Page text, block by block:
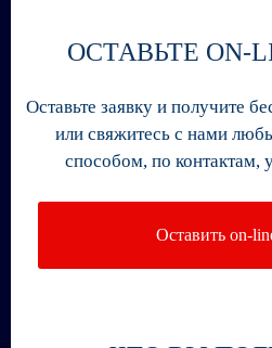
ОСТАВЬТЕ ON-
Оставьте заявку и получите
или свяжитесь с нами
способом, по контактам,
Оставить on-